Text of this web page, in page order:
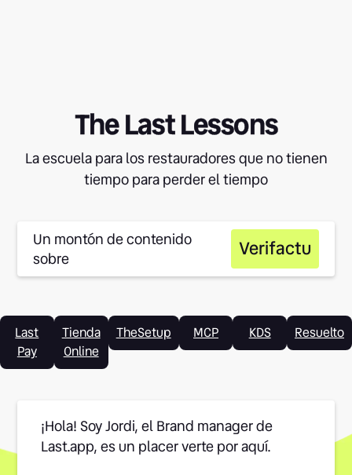
The Last Lessons
La escuela para los restauradores que no tienen
tiempo para perder el tiempo
Un montón de contenido
sobre
Verifactu
Last
Pay
Tienda
Online
TheSetup MCP KDS Resuelto
¡Hola! Soy Jordi, el Brand manager de
Last.app, es un placer verte por aquí.